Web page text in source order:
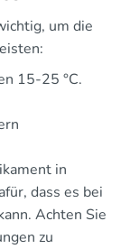
um die
15-25 °C.
in
dass es bei
Achten Sie
zu